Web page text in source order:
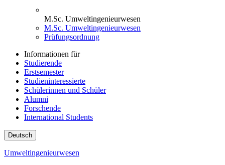
M.Sc. Umweltingenieurwesen
M.Sc. Umweltingenieurwesen
Prüfungsordnung
Informationen für
Studierende
Erstsemester
Studieninteressierte
Schülerinnen und Schüler
Alumni
Forschende
International Students
Deutsch
Umweltingenieurwesen